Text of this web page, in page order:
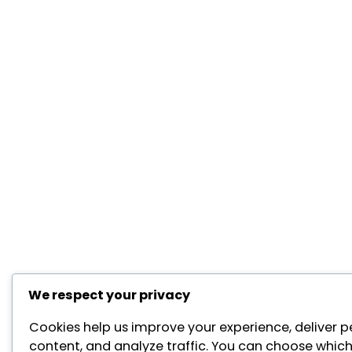
We respect your privacy
Cookies help us improve your experience, deliver
content, and analyze traffic. You can choose